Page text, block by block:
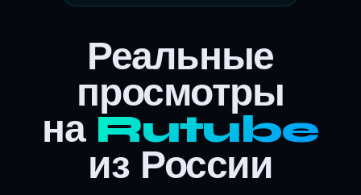
Реальные
просмотры
на Rutube
из России